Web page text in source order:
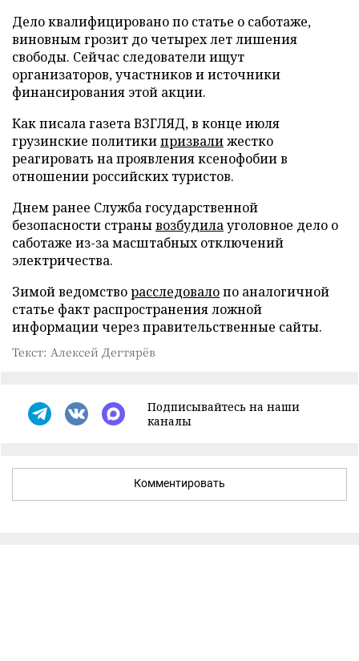
Дело квалифицировано по статье о саботаже,
виновным грозит до четырех лет лишения
свободы. Сейчас следователи ищут
организаторов, участников и источники
финансирования этой акции.
Как писала газета ВЗГЛЯД, в конце июля
грузинские политикипризвалижестко
реагировать на проявления ксенофобии в
отношении российских туристов.
Днем ранее Служба государственной
безопасности странывозбудилауголовное дело о
саботаже из-за масштабных отключений
электричества.
Зимой ведомстворасследовалопо аналогичной
статье факт распространения ложной
информации через правительственные сайты.
Текст: Алексей Дегтярёв
Подписывайтесь на наши
каналы
Комментировать